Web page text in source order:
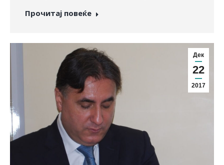
Прочитај повеќе
Дек
22
2017